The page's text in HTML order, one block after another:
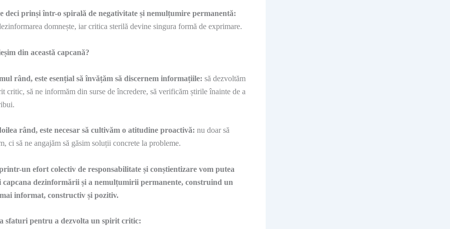
deci prinși într-o spirală de negativitate și nemulțumire permanentă:
domnește, iar critica sterilă devine singura formă de exprimare.
din această capcană?
rând, este esențial să învățăm să discernem informațiile: să dezvoltăm
critic, să ne informăm din surse de încredere, să verificăm știrile înainte de a
rând, este necesar să cultivăm o atitudine proactivă: nu doar să
ci să ne angajăm să găsim soluții concrete la probleme.
un efort colectiv de responsabilitate și conștientizare vom putea
capcana dezinformării și a nemulțumirii permanente, construind un
informat, constructiv și pozitiv.
sfaturi pentru a dezvolta un spirit critic: